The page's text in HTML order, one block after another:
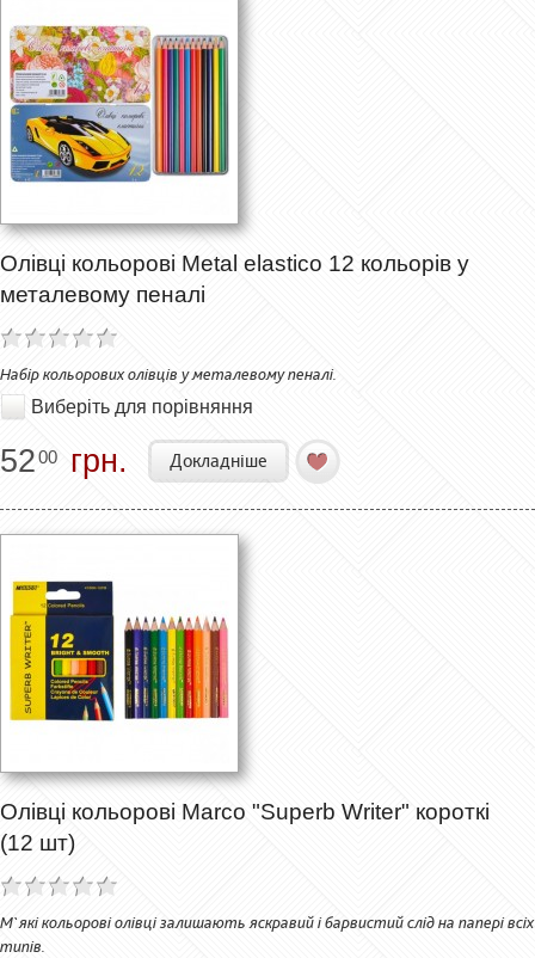
Олівці кольорові Metal elastico 12 кольорів у
металевому пеналі
Набір кольорових олівців у металевому пеналі.
Виберіть для порівняння
5200 грн. Докладніше
Олівці кольорові Marco "Superb Writer" короткі
(12 шт)
М`які кольорові олівці залишають яскравий і барвистий слід на папері всіх
типів.